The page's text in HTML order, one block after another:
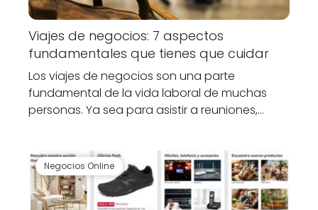
Viajes de negocios: 7 aspectos
fundamentales que tienes que cuidar
Los viajes de negocios son una parte
fundamental de la vida laboral de muchas
personas. Ya sea para asistir a reuniones,…
Negocios Online